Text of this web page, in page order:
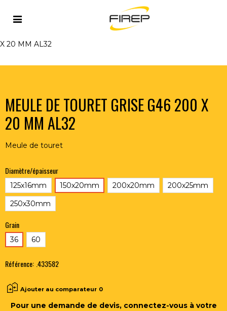
Accueil OUTILLAGE DU SOUDEUR >
MEULE DE TOURET GRISE G46 200
X 20 MM AL32
MEULE DE TOURET GRISE G46 200 X
20 MM AL32
Meule de touret
Diamètre/épaisseur
125x16mm 150x20mm 200x20mm
200x25mm
250x30mm
Grain
36 60
Référence: .433582
Ajouter au comparateur 0
Pour une demande de devis, connectez-vous à votre